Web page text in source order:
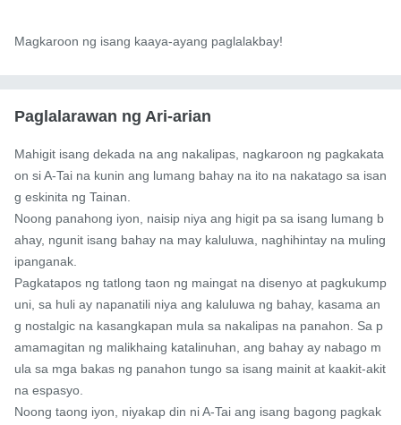
Magkaroon ng isang kaaya-ayang paglalakbay!
Paglalarawan ng Ari-arian
Mahigit isang dekada na ang nakalipas, nagkaroon ng pagkakata
on si A-Tai na kunin ang lumang bahay na ito na nakatago sa isan
g eskinita ng Tainan.
Noong panahong iyon, naisip niya ang higit pa sa isang lumang b
ahay, ngunit isang bahay na may kaluluwa, naghihintay na muling
ipanganak.
Pagkatapos ng tatlong taon ng maingat na disenyo at pagkukump
uni, sa huli ay napanatili niya ang kaluluwa ng bahay, kasama an
g nostalgic na kasangkapan mula sa nakalipas na panahon. Sa p
amamagitan ng malikhaing katalinuhan, ang bahay ay nabago m
ula sa mga bakas ng panahon tungo sa isang mainit at kaakit-akit
na espasyo.
Noong taong iyon, niyakap din ni A-Tai ang isang bagong pagkak